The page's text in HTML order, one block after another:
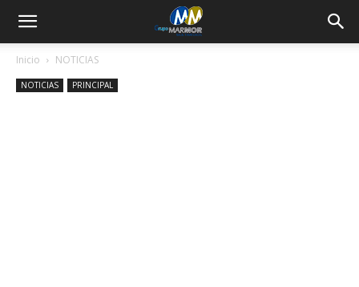
Inicio NOTICIAS
NOTICIAS PRINCIPAL